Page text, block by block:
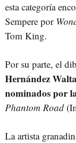
esta categoría
Sempere por
Tom King.
Por su parte, el
Hernández
nominados por
Phantom Road
La artista